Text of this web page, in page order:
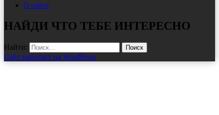
О сайте
НАЙДИ ЧТО ТЕБЕ ИНТЕРЕСНО
Найти:
Сайт работает на WordPress